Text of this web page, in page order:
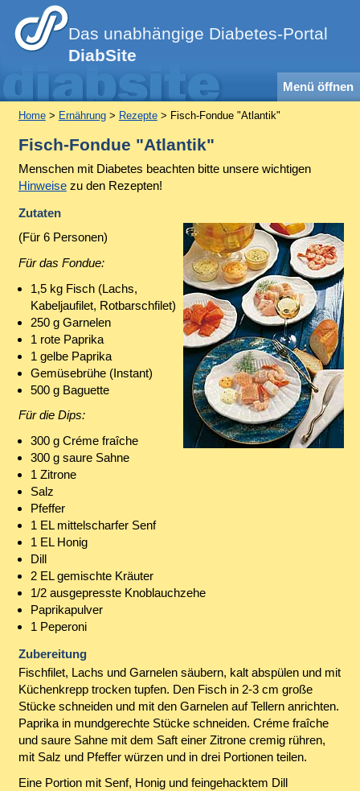
Das unabhängige Diabetes-Portal
DiabSite
Menü öffnen
Home> Ernährung> Rezepte> Fisch-Fondue "Atlantik"
Fisch-Fondue "Atlantik"
Menschen mit Diabetes beachten bitte unsere wichtigen
Hinweisezu den Rezepten!
Zutaten
(Für 6 Personen)
Für das Fondue:
1,5 kg Fisch (Lachs,
Kabeljaufilet, Rotbarschfilet)
250 g Garnelen
1 rote Paprika
1 gelbe Paprika
Gemüsebrühe (Instant)
500 g Baguette
Für die Dips:
300 g Créme fraîche
300 g saure Sahne
1 Zitrone
Salz
Pfeffer
1 EL mittelscharfer Senf
1 EL Honig
Dill
2 EL gemischte Kräuter
1/2 ausgepresste Knoblauchzehe
Paprikapulver
1 Peperoni
Zubereitung
Fischfilet, Lachs und Garnelen säubern, kalt abspülen und mit
Küchenkrepp trocken tupfen. Den Fisch in 2-3 cm große
Stücke schneiden und mit den Garnelen auf Tellern anrichten.
Paprika in mundgerechte Stücke schneiden. Créme fraîche
und saure Sahne mit dem Saft einer Zitrone cremig rühren,
mit Salz und Pfeffer würzen und in drei Portionen teilen.
Eine Portion mit Senf, Honig und feingehacktem Dill